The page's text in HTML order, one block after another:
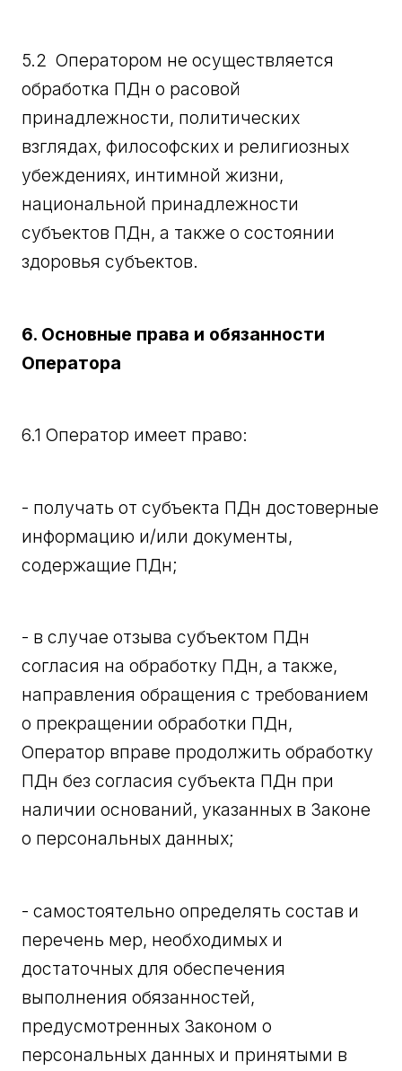
5.2 Оператором не осуществляется
обработка ПДн о расовой
принадлежности, политических
взглядах, философских и религиозных
убеждениях, интимной жизни,
национальной принадлежности
субъектов ПДн, а также о состоянии
здоровья субъектов.
6. Основные права и обязанности
Оператора
6.1 Оператор имеет право:
- получать от субъекта ПДн достоверные
информацию и/или документы,
содержащие ПДн;
- в случае отзыва субъектом ПДн
согласия на обработку ПДн, а также,
направления обращения с требованием
о прекращении обработки ПДн,
Оператор вправе продолжить обработку
ПДн без согласия субъекта ПДн при
наличии оснований, указанных в Законе
о персональных данных;
- самостоятельно определять состав и
перечень мер, необходимых и
достаточных для обеспечения
выполнения обязанностей,
предусмотренных Законом о
персональных данных и принятыми в